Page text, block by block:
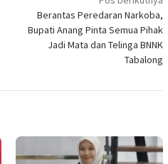
Berantas Peredaran Narkoba,
Bupati Anang Pinta Semua Pihak
Jadi Mata dan Telinga BNNK
Tabalong